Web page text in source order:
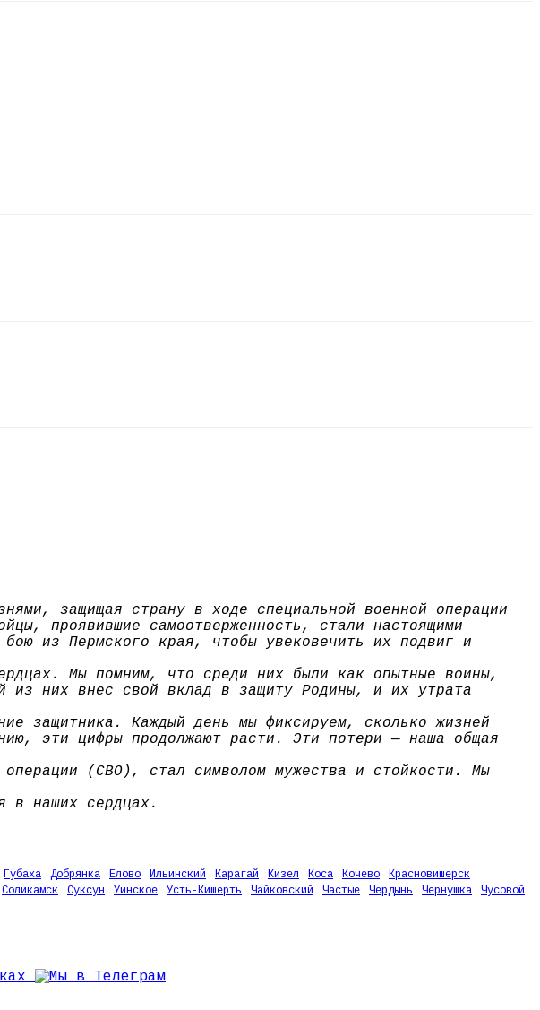
защищая страну в ходе специальной военной операции
проявившие самоотверженность, стали настоящими
из Пермского края, чтобы увековечить их подвиг и
Мы помним, что среди них были как опытные воины,
из них внес свой вклад в защиту Родины, и их утрата
защитника. Каждый день мы фиксируем, сколько жизней
эти цифры продолжают расти. Эти потери — наша общая
(СВО), стал символом мужества и стойкости. Мы
в наших сердцах.
Губаха Добрянка Елово Ильинский Карагай Кизел Коса Кочево
Красновишерск
Соликамск Суксун Уинское Усть-Кишерть Чайковский Частые Чердынь Чернушка
Чусовой